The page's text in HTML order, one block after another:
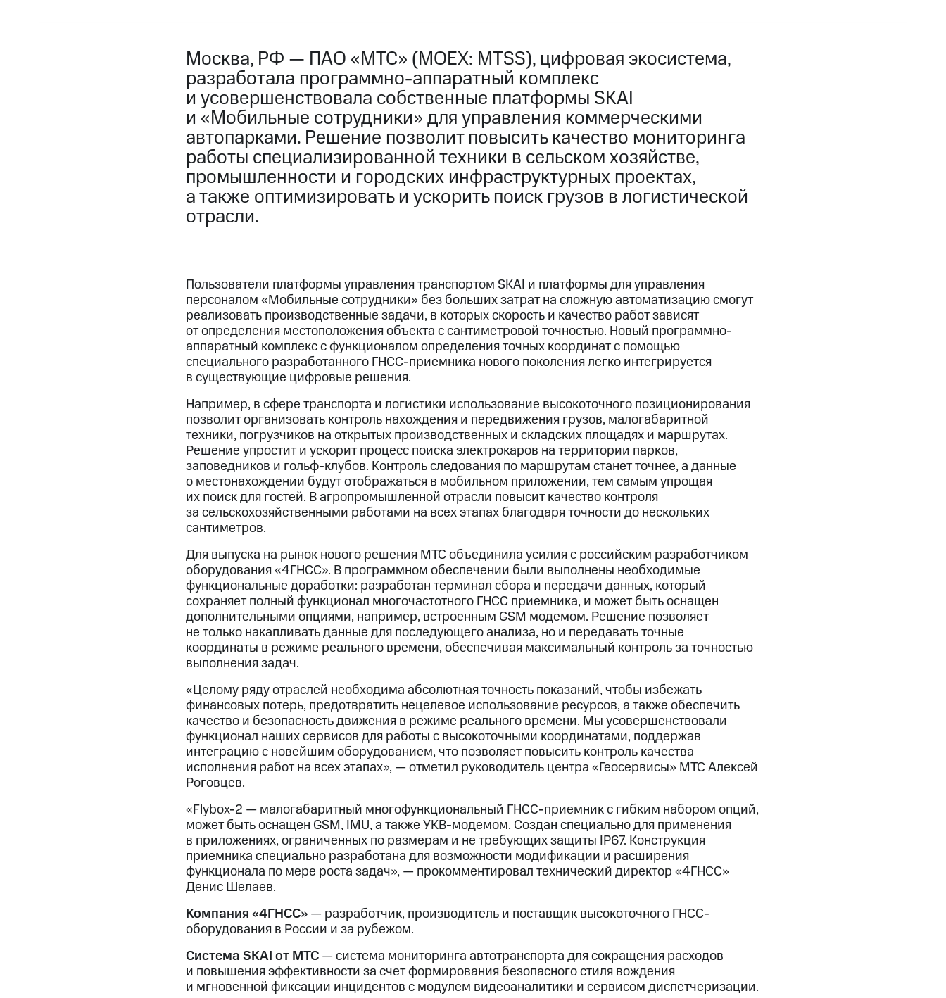
Москва, РФ — ПАО «МТС» (MOEX: MTSS), цифровая экосистема,
разработала программно-аппаратный комплекс
и усовершенствовала собственные платформы SKAI
и «Мобильные сотрудники» для управления коммерческими
автопарками. Решение позволит повысить качество мониторинга
работы специализированной техники в сельском хозяйстве,
промышленности и городских инфраструктурных проектах,
а также оптимизировать и ускорить поиск грузов в логистической
отрасли.
Пользователи платформы управления транспортом SKAI и платформы для управления
персоналом «Мобильные сотрудники» без больших затрат на сложную автоматизацию смогут
реализовать производственные задачи, в которых скорость и качество работ зависят
от определения местоположения объекта с сантиметровой точностью. Новый программно-
аппаратный комплекс с функционалом определения точных координат с помощью
специального разработанного ГНСС-приемника нового поколения легко интегрируется
в существующие цифровые решения.
Например, в сфере транспорта и логистики использование высокоточного позиционирования
позволит организовать контроль нахождения и передвижения грузов, малогабаритной
техники, погрузчиков на открытых производственных и складских площадях и маршрутах.
Решение упростит и ускорит процесс поиска электрокаров на территории парков,
заповедников и гольф-клубов. Контроль следования по маршрутам станет точнее, а данные
о местонахождении будут отображаться в мобильном приложении, тем самым упрощая
их поиск для гостей. В агропромышленной отрасли повысит качество контроля
за сельскохозяйственными работами на всех этапах благодаря точности до нескольких
сантиметров.
Для выпуска на рынок нового решения МТС объединила усилия с российским разработчиком
оборудования «4ГНСС». В программном обеспечении были выполнены необходимые
функциональные доработки: разработан терминал сбора и передачи данных, который
сохраняет полный функционал многочастотного ГНСС приемника, и может быть оснащен
дополнительными опциями, например, встроенным GSM модемом. Решение позволяет
не только накапливать данные для последующего анализа, но и передавать точные
координаты в режиме реального времени, обеспечивая максимальный контроль за точностью
выполнения задач.
«Целому ряду отраслей необходима абсолютная точность показаний, чтобы избежать
финансовых потерь, предотвратить нецелевое использование ресурсов, а также обеспечить
качество и безопасность движения в режиме реального времени. Мы усовершенствовали
функционал наших сервисов для работы с высокоточными координатами, поддержав
интеграцию с новейшим оборудованием, что позволяет повысить контроль качества
исполнения работ на всех этапах», — отметил руководитель центра «Геосервисы» МТС Алексей
Роговцев.
«Flybox-2 — малогабаритный многофункциональный ГНСС-приемник с гибким набором опций,
может быть оснащен GSM, IMU, а также УКВ-модемом. Создан специально для применения
в приложениях, ограниченных по размерам и не требующих защиты IP67. Конструкция
приемника специально разработана для возможности модификации и расширения
функционала по мере роста задач», — прокомментировал технический директор «4ГНСС»
Денис Шелаев.
Компания «4ГНСС»— разработчик, производитель и поставщик высокоточного ГНСС-
оборудования в России и за рубежом.
Система SKAI от МТС— система мониторинга автотранспорта для сокращения расходов
и повышения эффективности за счет формирования безопасного стиля вождения
и мгновенной фиксации инцидентов с модулем видеоаналитики и сервисом диспетчеризации.